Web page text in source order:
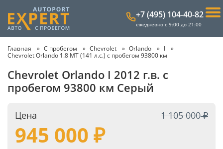
+7 (495) 104-40-82
ежедневно с 9:00 до 21:00
Главная С пробегом Chevrolet Orlando
I
Chevrolet Orlando 1.8 MT (141 л.с.) с пробегом 93800 км
Chevrolet Orlando I 2012 г.в. с
пробегом 93800 км Серый
Цена 1 105 000
945 000